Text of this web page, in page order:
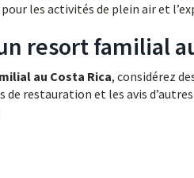
les activités de plein air et
resort familial
au Costa Rica, considérez
restauration et les avis